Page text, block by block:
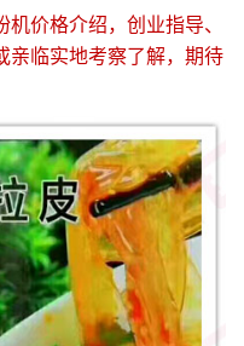
价格介绍，创业指导、
亲临实地考察了解，期待